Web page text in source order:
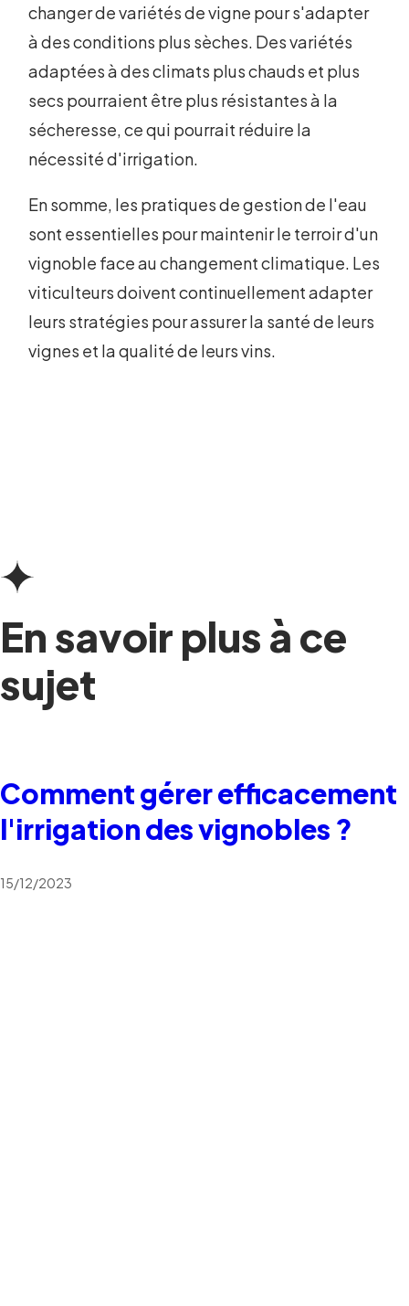
changer de variétés de vigne pour s'adapter
à des conditions plus sèches. Des variétés
adaptées à des climats plus chauds et plus
secs pourraient être plus résistantes à la
sécheresse, ce qui pourrait réduire la
nécessité d'irrigation.
En somme, les pratiques de gestion de l'eau
sont essentielles pour maintenir le terroir d'un
vignoble face au changement climatique. Les
viticulteurs doivent continuellement adapter
leurs stratégies pour assurer la santé de leurs
vignes et la qualité de leurs vins.
En savoir plus à ce
sujet
Comment gérer efficacement
l'irrigation des vignobles ?
15/12/2023